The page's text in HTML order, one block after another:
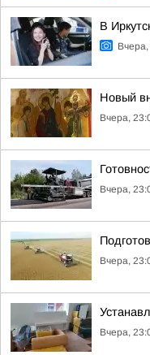
В
Новый
Вчера,
Вчера,
Вчера,
Вчера,